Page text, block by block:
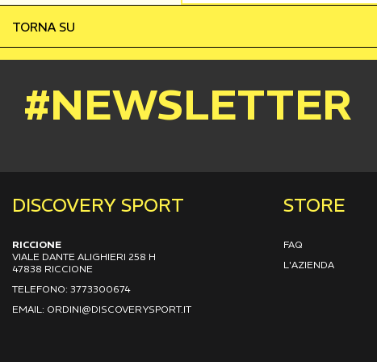
TORNA SU
#NEWSLETTER
DISCOVERY SPORT
RICCIONE
VIALE DANTE ALIGHIERI 258 H
47838 RICCIONE
TELEFONO: 3773300674
EMAIL: ORDINI@DISCOVERYSPORT.IT
STORE
FAQ
L'AZIENDA